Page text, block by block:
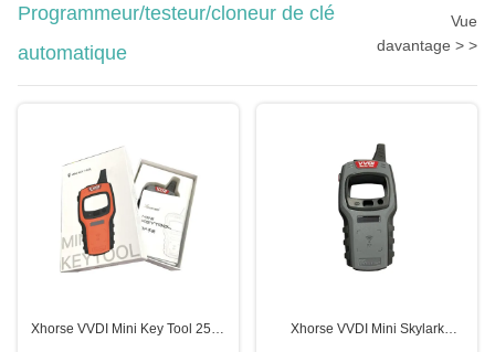
Programmeur/testeur/cloneur de clé
automatique
Vue
davantage > >
Xhorse VVDI Mini Key Tool 250g
Xhorse VVDI Mini Skylark